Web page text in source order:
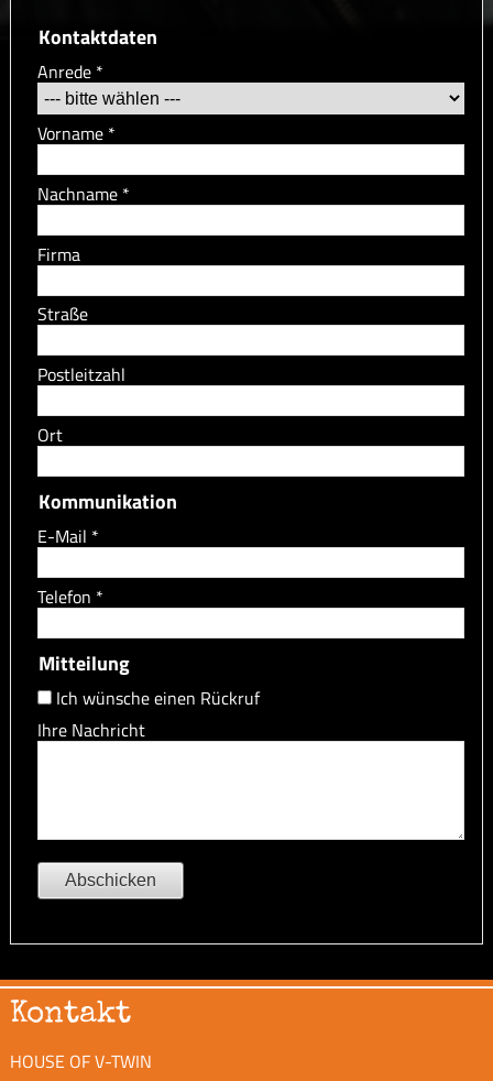
Kontaktdaten
Anrede *
Vorname *
Nachname *
Firma
Straße
Postleitzahl
Ort
Kommunikation
E-Mail *
Telefon *
Mitteilung
Ich wünsche einen Rückruf
Ihre Nachricht
Kontakt
HOUSE OF V-TWIN